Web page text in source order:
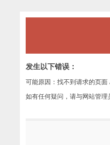
发生以下错误：
可能原因：找不到请求的页
如有任何疑问，请与网站管理